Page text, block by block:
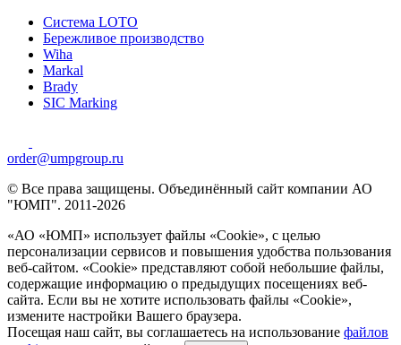
Система LOTO
Бережливое производство
Wiha
Markal
Brady
SIC Marking
order@umpgroup.ru
© Все права защищены. Объединённый сайт компании АО
"ЮМП". 2011-2026
«АО «ЮМП» использует файлы «Сookie», с целью
персонализации сервисов и повышения удобства пользования
веб-сайтом. «Cookie» представляют собой небольшие файлы,
содержащие информацию о предыдущих посещениях веб-
сайта. Если вы не хотите использовать файлы «Сookie»,
измените настройки Вашего браузера.
Посещая наш сайт, вы соглашаетесь на использование файлов